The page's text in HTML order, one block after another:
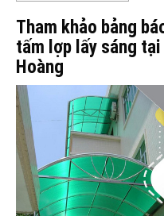
Tham khảo bảng
tấm lợp lấy sáng tại
Hoàng